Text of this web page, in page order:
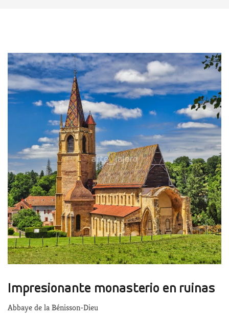
Impresionante monasterio en ruinas
Abbaye de la Bénisson-Dieu